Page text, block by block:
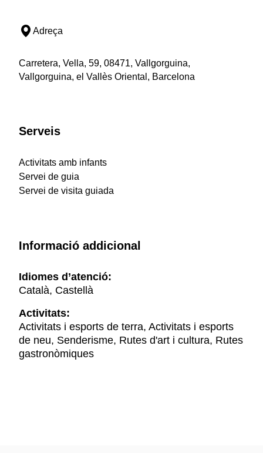
Adreça
Carretera, Vella, 59, 08471, Vallgorguina,
Vallgorguina, el Vallès Oriental, Barcelona
Serveis
Activitats amb infants
Servei de guia
Servei de visita guiada
Informació addicional
Idiomes d’atenció:
Català, Castellà
Activitats:
Activitats i esports de terra, Activitats i esports
de neu, Senderisme, Rutes d'art i cultura, Rutes
gastronòmiques